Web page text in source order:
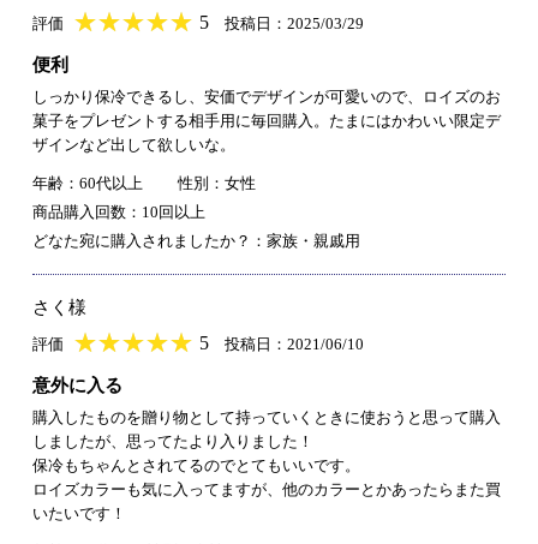
評価 ★★★★★
★★★★★ 5 投稿日：2025/03/29
便利
しっかり保冷できるし、安価でデザインが可愛いので、ロイズのお
菓子をプレゼントする相手用に毎回購入。たまにはかわいい限定デ
ザインなど出して欲しいな。
年齢：60代以上
性別：女性
商品購入回数：10回以上
どなた宛に購入されましたか？：家族・親戚用
さく様
評価 ★★★★★
★★★★★ 5 投稿日：2021/06/10
意外に入る
購入したものを贈り物として持っていくときに使おうと思って購入
しましたが、思ってたより入りました！
保冷もちゃんとされてるのでとてもいいです。
ロイズカラーも気に入ってますが、他のカラーとかあったらまた買
いたいです！